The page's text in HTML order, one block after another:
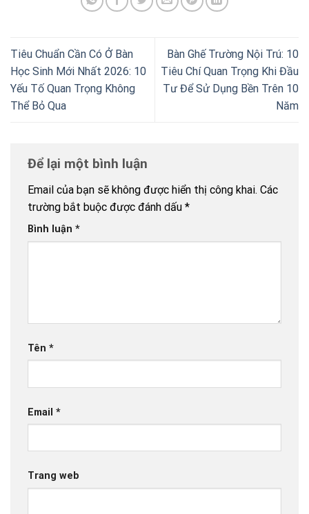
Tiêu Chuẩn Cần Có Ở Bàn
Học Sinh Mới Nhất 2026: 10
Yếu Tố Quan Trọng Không
Thể Bỏ Qua
Bàn Ghế Trường Nội Trú: 10
Tiêu Chí Quan Trọng Khi Đầu
Tư Để Sử Dụng Bền Trên 10
Năm
Để lại một bình luận
Email của bạn sẽ không được hiển thị công khai. Các
trường bắt buộc được đánh dấu *
Bình luận *
Tên *
Email *
Trang web